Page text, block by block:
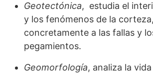
Geotectónica, estudia el
y los fenómenos de la corteza,
concretamente a las fallas y
pegamientos.
Geomorfología, analiza la